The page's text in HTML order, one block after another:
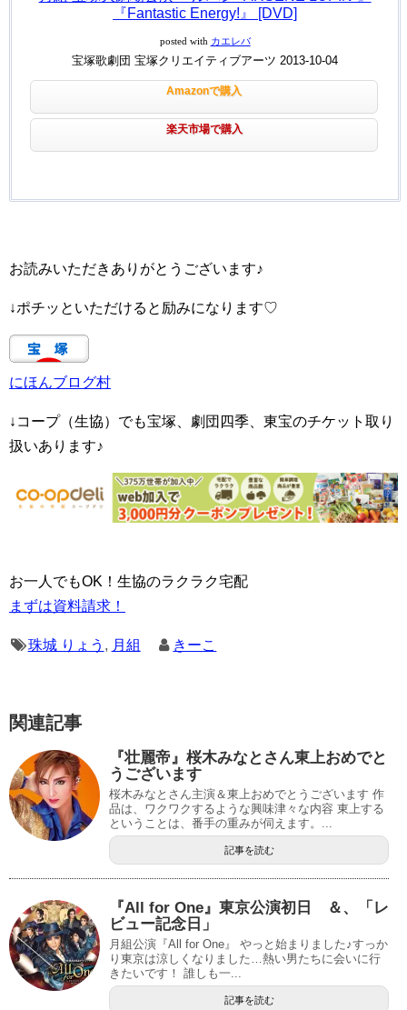
『Fantastic Energy!』 [DVD]
posted with カエレバ
宝塚歌劇団 宝塚クリエイティブアーツ 2013-10-04
Amazonで購入
楽天市場で購入
お読みいただきありがとうございます♪
↓ポチッといただけると励みになります♡
にほんブログ村
↓コープ（生協）でも宝塚、劇団四季、東宝のチケット取り
扱いあります♪
お一人でもOK！生協のラクラク宅配
まずは資料請求！
珠城 りょう , 月組 きーこ
関連記事
『壮麗帝』桜木みなとさん東上おめでと
うございます
桜木みなとさん主演＆東上おめでとうございます 作
品は、ワクワクするような興味津々な内容 東上する
ということは、番手の重みが伺えます。...
記事を読む
『All for One』東京公演初日 ＆、「レ
ビュー記念日」
月組公演『All for One』 やっと始まりました♪すっか
り東京は涼しくなりました…熱い男たちに会いに行
きたいです！ 誰しも一...
記事を読む